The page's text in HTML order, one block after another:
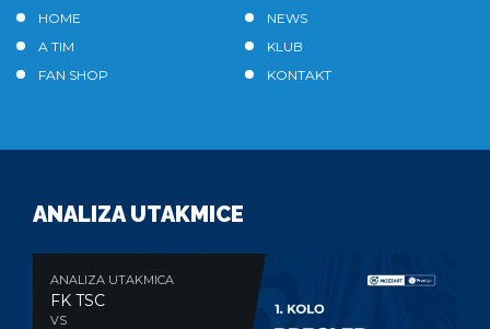
HOME
NEWS
A TIM
KLUB
FAN SHOP
KONTAKT
ANALIZA UTAKMICE
ANALIZA UTAKMICA
FK TSC
VS